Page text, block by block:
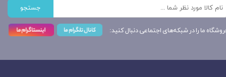
جستجو
ما را در شبکه‌های اجتماعی دنبال کنید: